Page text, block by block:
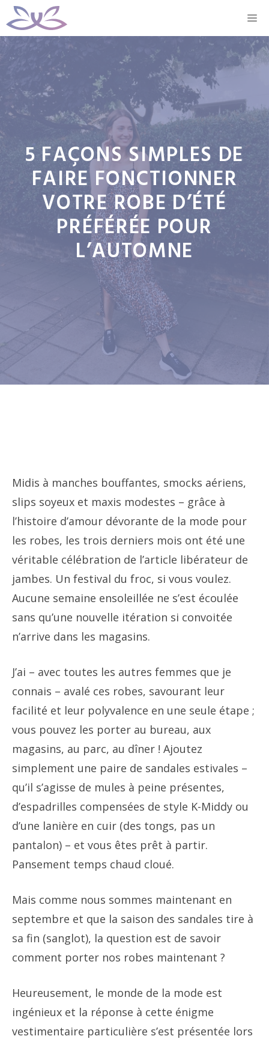
Aller
au
contenu
5 FAÇONS SIMPLES DE
FAIRE FONCTIONNER
VOTRE ROBE D’ÉTÉ
PRÉFÉRÉE POUR
L’AUTOMNE
Midis à manches bouffantes, smocks aériens,
slips soyeux et maxis modestes – grâce à
l’histoire d’amour dévorante de la mode pour
les robes, les trois derniers mois ont été une
véritable célébration de l’article libérateur de
jambes. Un festival du froc, si vous voulez.
Aucune semaine ensoleillée ne s’est écoulée
sans qu’une nouvelle itération si convoitée
n’arrive dans les magasins.
J’ai – avec toutes les autres femmes que je
connais – avalé ces robes, savourant leur
facilité et leur polyvalence en une seule étape ;
vous pouvez les porter au bureau, aux
magasins, au parc, au dîner ! Ajoutez
simplement une paire de sandales estivales –
qu’il s’agisse de mules à peine présentes,
d’espadrilles compensées de style K-Middy ou
d’une lanière en cuir (des tongs, pas un
pantalon) – et vous êtes prêt à partir.
Pansement temps chaud cloué.
Mais comme nous sommes maintenant en
septembre et que la saison des sandales tire à
sa fin (sanglot), la question est de savoir
comment porter nos robes maintenant ?
Heureusement, le monde de la mode est
ingénieux et la réponse à cette énigme
vestimentaire particulière s’est présentée lors